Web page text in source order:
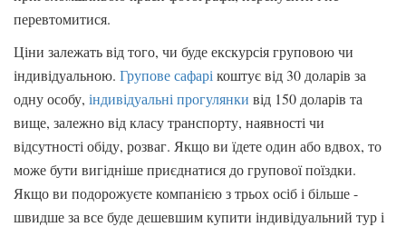
перевтомитися.
Ціни залежать від того, чи буде екскурсія груповою чи
індивідуальною. Групове сафарі коштує від 30 доларів за
одну особу, індивідуальні прогулянки від 150 доларів та
вище, залежно від класу транспорту, наявності чи
відсутності обіду, розваг. Якщо ви їдете один або вдвох, то
може бути вигідніше приєднатися до групової поїздки.
Якщо ви подорожуєте компанією з трьох осіб і більше -
швидше за все буде дешевшим купити індивідуальний тур і